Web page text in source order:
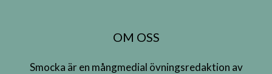
OM OSS
Smocka är en mångmedial övningsredaktion av